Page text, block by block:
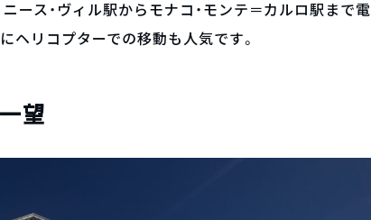
ース・ヴィル駅からモナコ・モンテ＝カルロ駅まで電
ヘリコプターでの移動も人気です。
望